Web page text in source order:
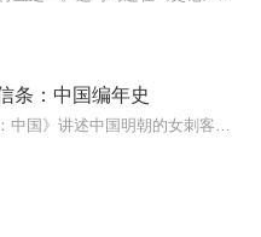
条：中国编年史